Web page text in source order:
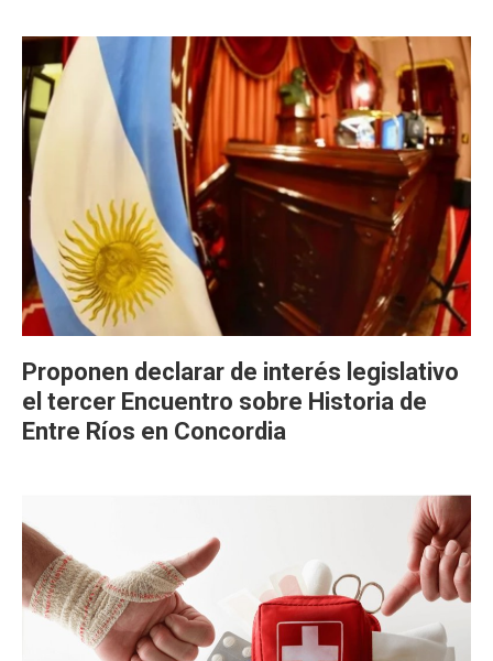
Proponen declarar de interés legislativo
el tercer Encuentro sobre Historia de
Entre Ríos en Concordia